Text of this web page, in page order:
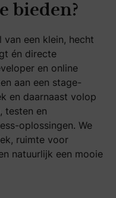
bieden?
van een klein, hecht
én directe
en online
aan een stage-
en daarnaast volop
testen en
oplossingen. We
ruimte voor
natuurlijk een mooie